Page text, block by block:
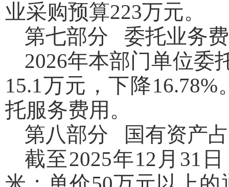
业采购预算223万元。
第七部分 委托业务
2026年本部门单位委
15.1万元，下降
托服务费用。
第八部分 国有资产
截至2025年12月31